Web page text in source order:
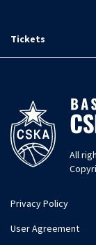
Tickets
All
Privacy Policy
User Agreement